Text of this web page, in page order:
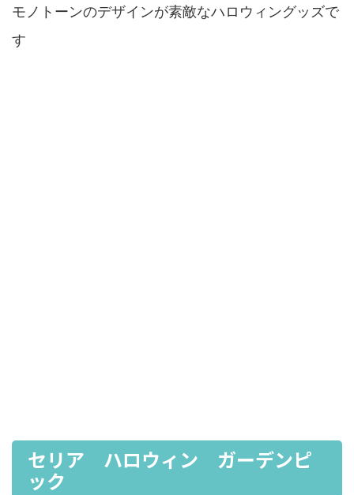
モノトーンのデザインが素敵なハロウィングッズで
す
セリア ハロウィン ガーデンピ
ック